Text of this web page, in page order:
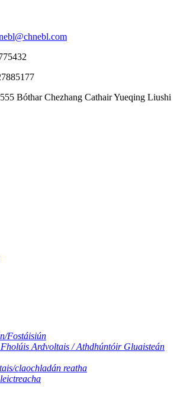
Bóthar Chezhang Cathair Yueqing Liushi
Fostáisiún
Ardvoltais / Athdhúntóir Gluaisteán
claochladán reatha